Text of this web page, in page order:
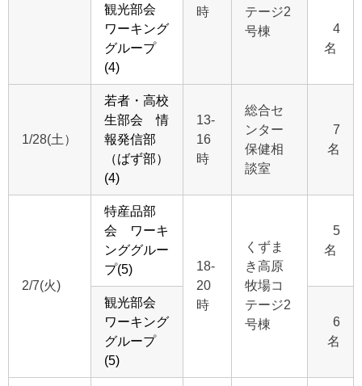
時
テージ2
号棟
観光部会
ワーキング
グループ
(4)
4
名
1/28(土）
若者・高校
生部会 情
報発信部
（ばず部）
(4)
13-
16
時
総合セ
ンター
保健相
談室
7
名
2/7(火)
特産品部
会 ワーキ
ンググルー
プ(5)
18-
20
時
くずま
き高原
牧場コ
テージ2
号棟
5
名
観光部会
ワーキング
グループ
(5)
6
名